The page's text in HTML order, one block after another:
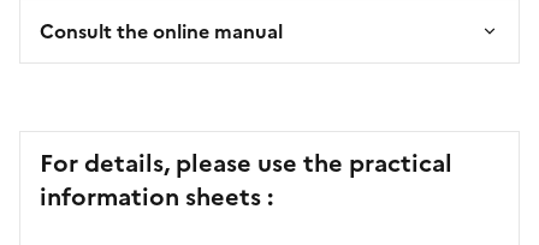
Consult the online manual
For details, please use the practical
information sheets :